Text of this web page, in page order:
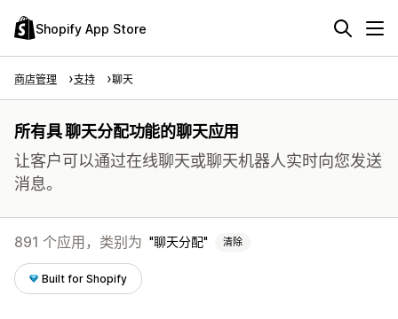
Shopify App Store
商店管理 支持 聊天
所有具 聊天分配功能的聊天应用
让客户可以通过在线聊天或聊天机器人实时向您发送
消息。
891 个应用，类别为 聊天分配 清除
Built for Shopify